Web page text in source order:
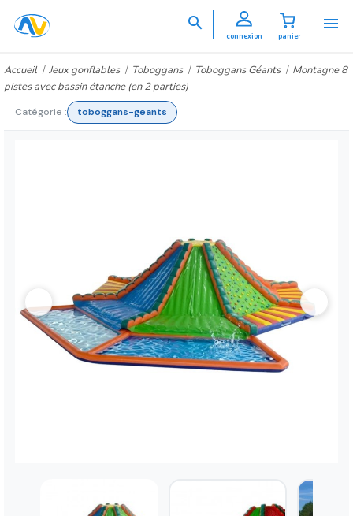

panier
connexion

Accueil Jeux gonflables Toboggans Toboggans Géants
Montagne 8
pistes avec bassin étanche (en 2 parties)
Catégorie : toboggans-geants